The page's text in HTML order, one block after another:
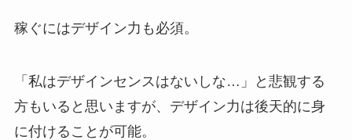
稼ぐにはデザイン力も必須。
「私はデザインセンスはないしな…」と悲観する
方もいると思いますが、デザイン力は後天的に身
に付けることが可能。